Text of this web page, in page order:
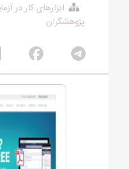
ابزارهای کار در
پژوهشگران